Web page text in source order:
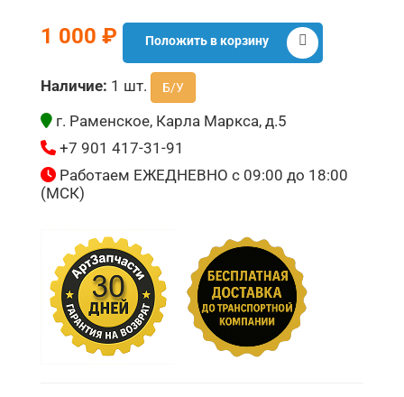
1 000 ₽ Положить в корзину
Наличие: 1 шт. Б/У
г. Раменское, Карла Маркса, д.5
+7 901 417-31-91
Работаем ЕЖЕДНЕВНО с 09:00 до 18:00
(МСК)